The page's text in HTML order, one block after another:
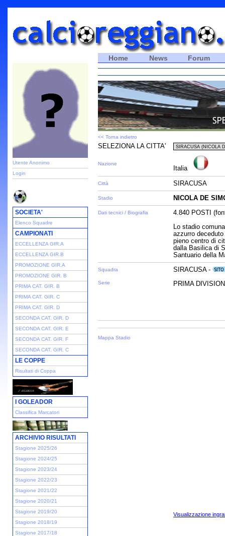
Utente Anonimo
Login
SOCIETA'
Elenco Squadre
CAMPIONATI
ECCELLENZA GIR.A
ECCELLENZA GIR.B
PROMOZIONE GIR.A
PROMOZIONE GIR. B
PRIMA CAT. GIR. B
PRIMA CAT. GIR. C
PRIMA CAT. GIR. D
SECONDA CAT. GIR. D
SECONDA CAT. GIR. E
SECONDA CAT. GIR. F
SECONDA CAT. GIR. C
LE COPPE
Risultati di Coppa
I GOLEADOR
Classifica Marcatori
ARCHIVIO RISULTATI
Stagione 2025/26
Stagione 2024/25
Stagione 2023/24
Stagione 2022/23
Stagione 2021/22
Stagione 2020/21
Stagione 2019/20
Stagione 2018/19
Stagione 2017/18
Home News Forum
<< Torna indietro
SELEZIONA LA CITTA'
Nazione
Italia
Città SIRACUSA
Stadio NICOLA DE
Dati tecnici / Biografia
4.840 POSTI
Lo stadio
azzurro
pieno centro di
dalla Basilica di
Santuario della
Squadra
Serie
SIRACUSA -
PRIMA
Mappa Stadio
Visualizzazione